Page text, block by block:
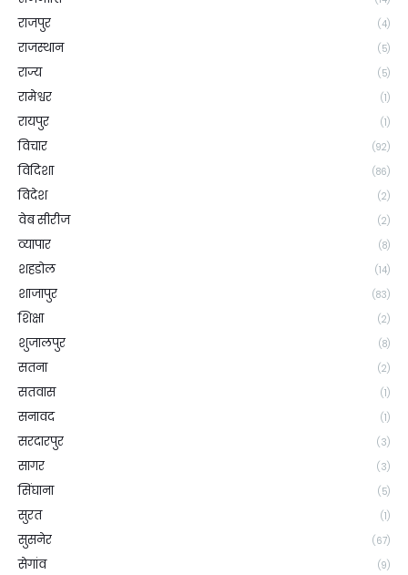
राजपुर (4)
राजस्थान (5)
राज्य (5)
रामेश्वर (1)
रायपुर (1)
विचार (92)
विदिशा (86)
विदेश (2)
वेब सीरीज (2)
व्यापार (8)
शहडोल (14)
शाजापुर (83)
शिक्षा (2)
शुजालपुर (8)
सतना (2)
सतवास (1)
सनावद (1)
सरदारपुर (3)
सागर (3)
सिंघाना (5)
सुरत (1)
सुसनेर (67)
सेगांव (9)